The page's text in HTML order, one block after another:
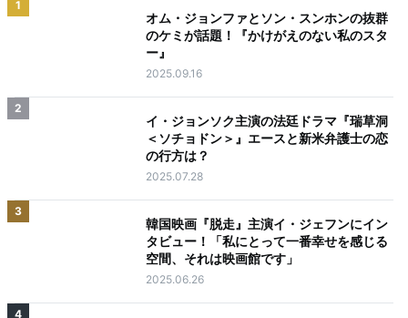
1
オム・ジョンファとソン・スンホンの抜群
のケミが話題！『かけがえのない私のスタ
ー』
2025.09.16
2
イ・ジョンソク主演の法廷ドラマ『瑞草洞
＜ソチョドン＞』エースと新米弁護士の恋
の行方は？
2025.07.28
3
韓国映画『脱走』主演イ・ジェフンにイン
タビュー！「私にとって一番幸せを感じる
空間、それは映画館です」
2025.06.26
4